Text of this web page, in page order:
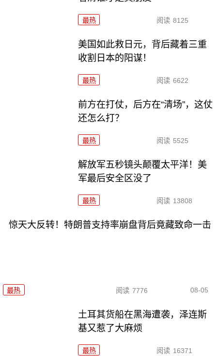
最热 阅读 8125
美国如此救日元，背后藏着三重
收割日本的阳谋！
最热 阅读 6622
前方在打仗，后方在“清场”，这仗
还怎么打？
最热 阅读 5525
解放军五秒镜头颠覆太平洋！美
军最后安全区没了
最热 阅读 13808
惊天大反转！特朗普支持率崩盘背后竟藏致命一击
最热 阅读 7776 08-05
土耳其货船在黑海遭袭，泽连斯
基又惹了大麻烦
最热 阅读 16371